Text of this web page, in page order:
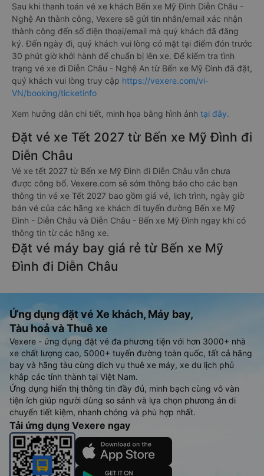
Sau khi thanh toán vé xe khách Bến xe Mỹ Đình Diễn Châu -
Nghệ An thành công, Vexere sẽ gửi tin nhắn/email xác nhận
thành công đến số điện thoại/email mà quý khách đã đăng
ký. Đến ngày đi, quý khách vui lòng có mặt tại điểm đón trước
30 phút giờ khởi hành để chuẩn bị lên xe. Để kiểm tra tình
trạng vé xe đi Diễn Châu - Nghệ An từ Bến xe Mỹ Đình đã đặt,
quý khách vui lòng truy cập https://vexere.com/vi-
VN/booking/ticketinfo
Xem hướng dẫn chi tiết, minh họa bằng hình ảnh tại đây.
Đặt vé xe Tết 2027 từ Bến xe Mỹ Đình đi
Diễn Châu
Vé xe tết 2027 từ Bến xe Mỹ Đình đi Diễn Châu vẫn chưa
được công bố. Vexere.com sẽ sớm thông báo cho các bạn
thông tin vé xe Tết 2027 bao gồm giá vé, lịch trình, ngày giờ
bán vé của các hãng xe khách đi tuyến đường Bến xe Mỹ
Đình - Diễn Châu và Diễn Châu - Bến xe Mỹ Đình ngay khi có
thông tin từ các hãng xe.
Đặt vé máy bay giá rẻ từ Bến xe Mỹ
Đình đi Diễn Châu
Ứng dụng đặt vé Xe khách, Máy bay,
Tàu hoả và Thuê xe
Vexere - ứng dụng đặt vé đa phương tiện với hơn 3000+ nhà
xe chất lượng cao, 5000+ tuyến đường toàn quốc, tất cả hãng
bay và hãng tàu cùng dịch vụ thuê xe máy, xe du lịch phủ
khắp các tỉnh thành tại Việt Nam.
Ứng dụng hiển thị thông tin đầy đủ, minh bạch cùng vô vàn
tiện ích giúp người dùng so sánh và lựa chọn phương án di
chuyển tiết kiệm, nhanh chóng và phù hợp nhất.
Tải ứng dụng Vexere ngay